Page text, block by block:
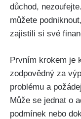
důchod,
můžete
zajistili si své
Prvním krokem je
zodpovědný za
problému a
Může se jednat o
podmínek nebo